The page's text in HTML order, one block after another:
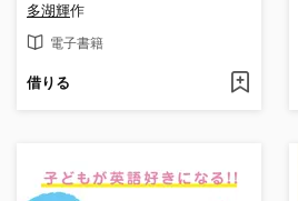
多湖輝作
電子書籍
借りる